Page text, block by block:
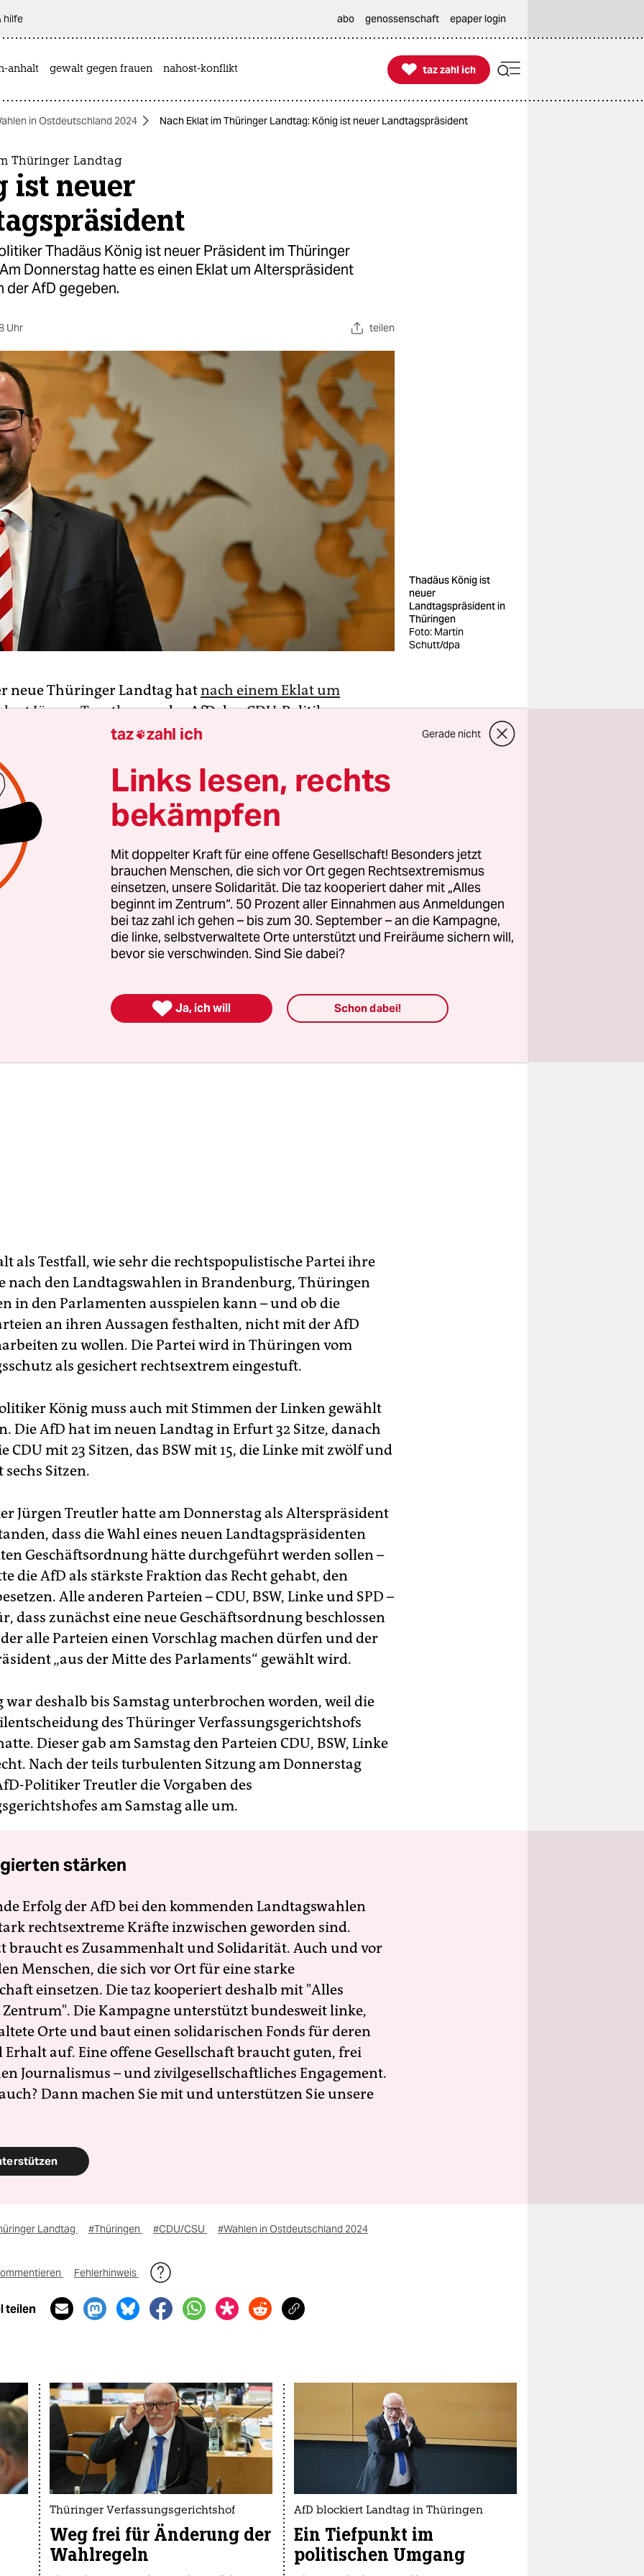
hilfe abo genossenschaft epaper login
anhalt gewalt gegen frauen nahost-konflikt 
taz zahl ich
taz zahl ich
in Ostdeutschland 2024 Nach Eklat im Thüringer Landtag: König ist neuer Landtagspräsident
Thüringer Landtag
ist neuer
Thadäus König ist neuer Präsident im Thüringer
Donnerstag hatte es einen Eklat um Alterspräsident
der AfD gegeben.
Uhr teilen
Thadäus König ist
neuer
Landtagspräsident in
Thüringen
Foto: Martin
Schutt/dpa
neue Thüringer Landtag hatnach einem Eklat um
Jürgen Treutlervon der AfD den CDU-Politiker
zum Parlamentspräsidenten gewählt. Er wurde am
Wahl mit 54 Stimmen gewählt. Die AfD als
hatte die Abgeordnete Wiebke Muhsal aufgestellt, die
unterlag.
am Donnerstag in der konstituierenden Sitzung wegen
um die Geschäftsordnung und die Rolle des
zunächst gescheitert. Treutler hatte sich zuvor
geweigert, einen Antrag der anderen Parteien zur
zur Abstimmung zu stellen. Der CDU-Abgeordnete
warf ihm danach vor, mehrfach die Verfassung
als Testfall, wie sehr die rechtspopulistische Partei ihre
nach den Landtagswahlen in Brandenburg, Thüringen
in den Parlamenten ausspielen kann – und ob die
an ihren Aussagen festhalten, nicht mit der AfD
zu wollen. Die Partei wird in Thüringen vom
als gesichert rechtsextrem eingestuft.
König muss auch mit Stimmen der Linken gewählt
Die AfD hat im neuen Landtag in Erfurt 32 Sitze, danach
CDU mit 23 Sitzen, das BSW mit 15, die Linke mit zwölf und
sechs Sitzen.
Jürgen Treutler hatte am Donnerstag als Alterspräsident
dass die Wahl eines neuen Landtagspräsidenten
Geschäftsordnung hätte durchgeführt werden sollen –
die AfD als stärkste Fraktion das Recht gehabt, den
Alle anderen Parteien – CDU, BSW, Linke und SPD –
dass zunächst eine neue Geschäftsordnung beschlossen
alle Parteien einen Vorschlag machen dürfen und der
„aus der Mitte des Parlaments“ gewählt wird.
war deshalb bis Samstag unterbrochen worden, weil die
des Thüringer Verfassungsgerichtshofs
Dieser gab am Samstag den Parteien CDU, BSW, Linke
Nach der teils turbulenten Sitzung am Donnerstag
Politiker Treutler die Vorgaben des
am Samstag alle um.
stärken
Erfolg der AfD bei den kommenden Landtagswahlen
rechtsextreme Kräfte inzwischen geworden sind.
braucht es Zusammenhalt und Solidarität. Auch und vor
Menschen, die sich vor Ort für eine starke
einsetzen. Die taz kooperiert deshalb mit "Alles
Die Kampagne unterstützt bundesweit linke,
Orte und baut einen solidarischen Fonds für deren
Erhalt auf. Eine offene Gesellschaft braucht guten, frei
Journalismus – und zivilgesellschaftliches Engagement.
Dann machen Sie mit und unterstützen Sie unsere
Landtag #Thüringen #CDU/CSU #Wahlen in Ostdeutschland 2024
Fehlerhinweis
teilen
Thüringer Verfassungsgerichtshof
Weg frei für Änderung der
Wahlregeln
AfD blockiert Landtag in Thüringen
Ein Tiefpunkt im
politischen Umgang
taz zahl ich Gerade nicht
Links lesen, rechts
bekämpfen
Mit doppelter Kraft für eine offene Gesellschaft! Besonders jetzt
brauchen Menschen, die sich vor Ort gegen Rechtsextremismus
einsetzen, unsere Solidarität. Die taz kooperiert daher mit „Alles
beginnt im Zentrum“. 50 Prozent aller Einnahmen aus Anmeldungen
bei taz zahl ich gehen – bis zum 30. September – an die Kampagne,
die linke, selbstverwaltete Orte unterstützt und Freiräume sichern will,
bevor sie verschwinden. Sind Sie dabei?
 Ja, ich will Schon dabei!